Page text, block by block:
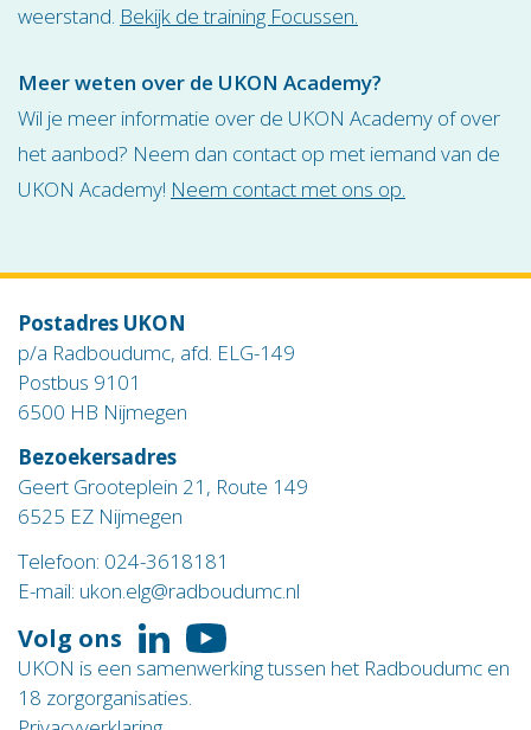
weerstand. Bekijk de training Focussen.
Meer weten over de UKON Academy?
Wil je meer informatie over de UKON Academy of over
het aanbod? Neem dan contact op met iemand van de
UKON Academy! Neem contact met ons op.
Postadres UKON
p/a Radboudumc, afd. ELG-149
Postbus 9101
6500 HB Nijmegen
Bezoekersadres
Geert Grooteplein 21, Route 149
6525 EZ Nijmegen
Telefoon: 024-3618181
E-mail: ukon.elg@radboudumc.nl
Volg ons
Volg
ons
op
ons
op
UKON is een samenwerking tussen het Radboudumc en
18 zorgorganisaties.